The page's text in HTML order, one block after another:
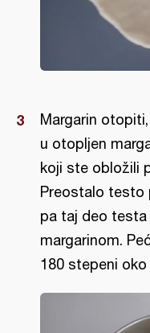
Margarin
u otopljen
koji ste obložili
Preostalo testo
pa taj deo
margarinom.
180 stepeni